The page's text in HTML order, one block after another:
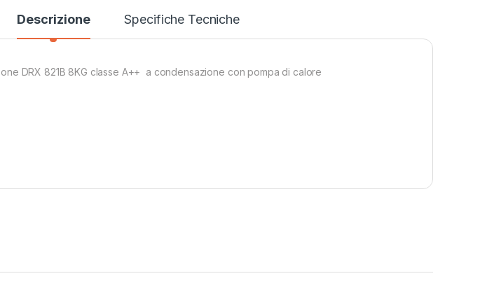
Descrizione Specifiche Tecniche
DRX 821B 8KG classe A++ a condensazione con pompa di calore